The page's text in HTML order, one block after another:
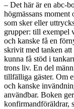
– Det här är en abc-
högmässans
som sker eller
grupper: till exempel
och kanske få en
skrivit med tanken
kunna få stöd i
trons liv. En del
tillfälliga gäster. Om
och kanske
användbar. Boken
konfirmandföräldrar,